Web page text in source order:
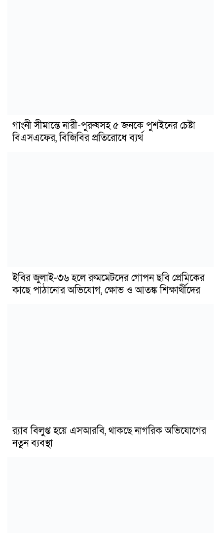
গাংনী সীমান্তে নারী-পুরুষসহ ৫ জনকে পুশইনের চেষ্টা
বিএসএফের, বিজিবির প্রতিরোধে ব্যর্থ
ইবির জুলাই-৩৬ হলে রুমমেটদের গোপন ছবি প্রেমিকের
কাছে পাঠানোর অভিযোগ, ক্ষোভ ও আতঙ্ক শিক্ষার্থীদের
র‍্যাব বিলুপ্ত হয়ে এসআরবি, থাকছে নাগরিক অভিযোগের
নতুন ব্যবস্থা